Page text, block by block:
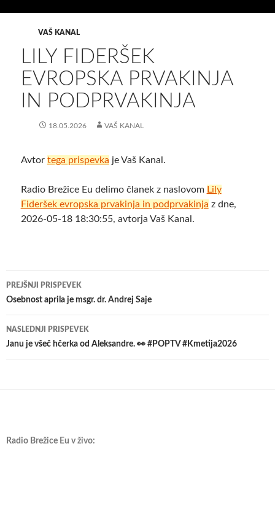
VAŠ KANAL
LILY FIDERŠEK
EVROPSKA PRVAKINJA
IN PODPRVAKINJA
18.05.2026 VAŠ KANAL
Avtor tega prispevka je Vaš Kanal.
Radio Brežice Eu delimo članek z naslovom Lily
Fideršek evropska prvakinja in podprvakinja z dne,
2026-05-18 18:30:55, avtorja Vaš Kanal.
Krmarjenje
po
prispevkih
PREJŠNJI PRISPEVEK
Osebnost aprila je msgr. dr. Andrej Saje
NASLEDNJI PRISPEVEK
Janu je všeč hčerka od Aleksandre. 👀 #POPTV #Kmetija2026
Radio Brežice Eu v živo: